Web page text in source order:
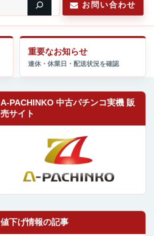
お問い合わせ
重要なお知らせ
A-PACHINKO 中古パチンコ実機 販
売サイト